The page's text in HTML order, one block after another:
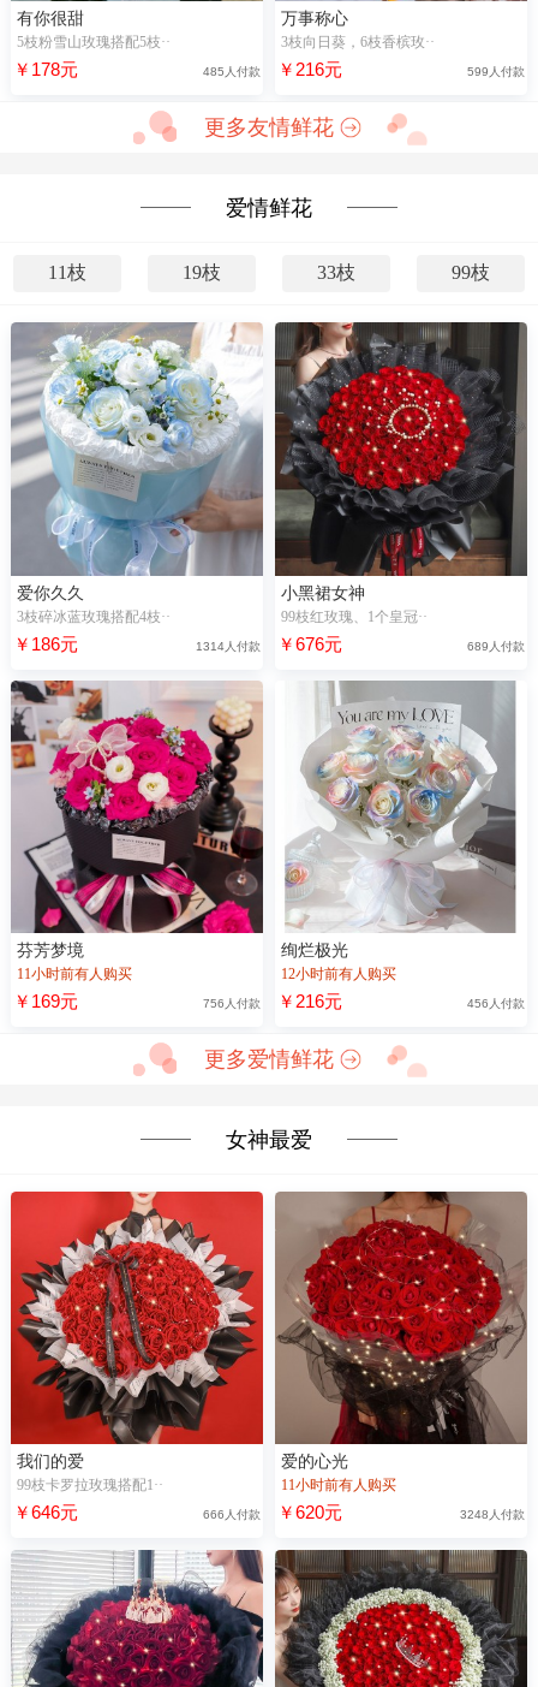
有你很甜
5枝粉雪山玫瑰搭配5枝··
￥178元 485人付款
万事称心
3枝向日葵，6枝香槟玫··
￥216元 599人付款
更多友情鲜花
爱情鲜花
11枝 19枝 33枝 99枝
爱你久久
3枝碎冰蓝玫瑰搭配4枝··
￥186元 1314人付款
小黑裙女神
99枝红玫瑰、1个皇冠··
￥676元 689人付款
芬芳梦境
11小时前有人购买
￥169元 756人付款
绚烂极光
12小时前有人购买
￥216元 456人付款
更多爱情鲜花
女神最爱
我们的爱
99枝卡罗拉玫瑰搭配1··
￥646元 666人付款
爱的心光
11小时前有人购买
￥620元 3248人付款